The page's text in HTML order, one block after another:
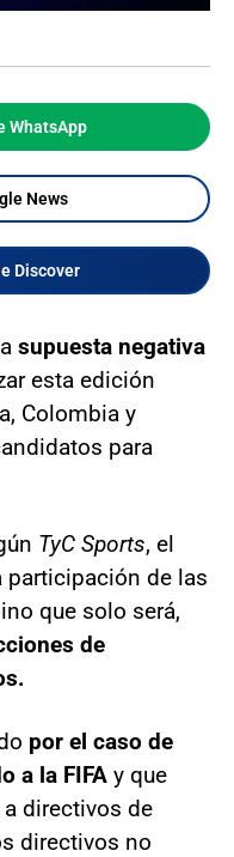
WhatsApp
News
Discover
supuesta negativa
esta edición
Colombia y
para
TyC Sports, el
participación de las
que solo será,
de
por el caso de
a la FIFA y que
directivos de
directivos no